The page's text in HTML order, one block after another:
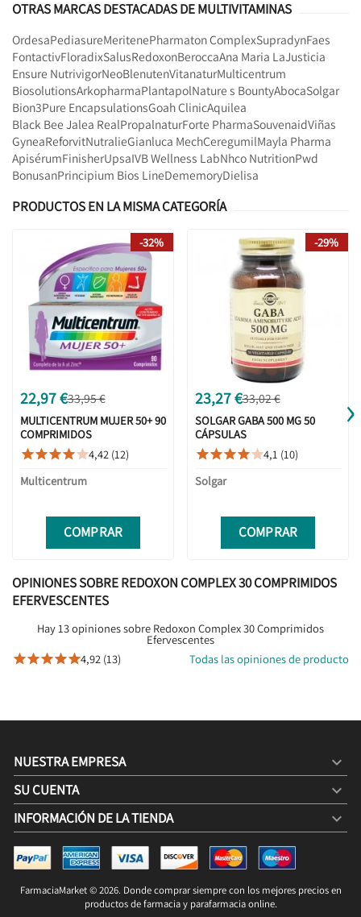
REDOXON COMPLEX 30 COMPRIMIDOS EFERVESCENTES
18,00 € 14,50 €
COMPRAR
OTRAS MARCAS DESTACADAS DE MULTIVITAMINAS
OrdesaPediasureMeritenePharmaton ComplexSupradynFaes
FontactivFloradixSalusRedoxonBeroccaAna Maria LaJusticia
Ensure NutrivigorNeoBlenutenVitanaturMulticentrum
BiosolutionsArkopharmaPlantapolNature s BountyAbocaSolgar
Bion3Pure EncapsulationsGoah ClinicAquilea
Black Bee Jalea RealPropalnaturForte PharmaSouvenaidViñas
GyneaReforvitNutralieGianluca MechCeregumilMayla Pharma
ApisérumFinisherUpsaIVB Wellness LabNhco NutritionPwd
BonusanPrincipium Bios LineDememoryDielisa
PRODUCTOS EN LA MISMA CATEGORÍA
22,97 €33,95 €
MULTICENTRUM MUJER 50+ 90
COMPRIMIDOS
4,42 (12)
Multicentrum
COMPRAR
-32%
23,27 €33,02 €
SOLGAR GABA 500 MG 50
CÁPSULAS
4,1 (10)
Solgar
COMPRAR
-29%
›
OPINIONES SOBRE REDOXON COMPLEX 30 COMPRIMIDOS
EFERVESCENTES
Hay 13 opiniones sobre Redoxon Complex 30 Comprimidos
Efervescentes
4,92 (13) Todas las opiniones de producto
NUESTRA EMPRESA 
SU CUENTA 
INFORMACIÓN DE LA TIENDA keyboard_arrow_down
FarmaciaMarket © 2026. Donde comprar siempre con los mejores precios en
productos de farmacia y parafarmacia online.